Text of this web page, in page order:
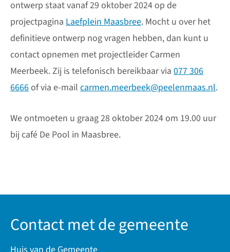
ontwerp staat vanaf 29 oktober 2024 op de
projectpagina Laefplein Maasbree. Mocht u over het
definitieve ontwerp nog vragen hebben, dan kunt u
contact opnemen met projectleider Carmen
Meerbeek. Zij is telefonisch bereikbaar via 077 306
6666of via e-mail carmen.meerbeek@peelenmaas.nl.
We ontmoeten u graag 28 oktober 2024 om 19.00 uur
bij café De Pool in Maasbree.
Contact met de gemeente